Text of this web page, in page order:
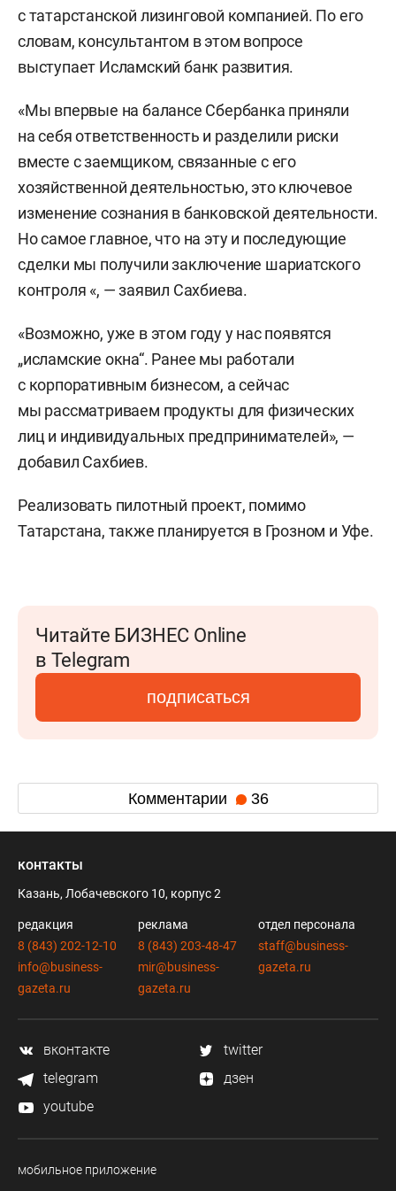
с татарстанской лизинговой компанией. По его
словам, консультантом в этом вопросе
выступает Исламский банк развития.
«Мы впервые на балансе Сбербанка приняли
на себя ответственность и разделили риски
вместе с заемщиком, связанные с его
хозяйственной деятельностью, это ключевое
изменение сознания в банковской деятельности.
Но самое главное, что на эту и последующие
сделки мы получили заключение шариатского
контроля «, — заявил Сахбиева.
«Возможно, уже в этом году у нас появятся
„исламские окна“. Ранее мы работали
с корпоративным бизнесом, а сейчас
мы рассматриваем продукты для физических
лиц и индивидуальных предпринимателей», —
добавил Сахбиев.
Реализовать пилотный проект, помимо
Татарстана, также планируется в Грозном и Уфе.
Читайте БИЗНЕС Online
в Telegram
подписаться
Комментарии 36
контакты
Казань, Лобачевского 10, корпус 2
редакция
8 (843) 202-12-10
info@business-
gazeta.ru
реклама
8 (843) 203-48-47
mir@business-
gazeta.ru
отдел персонала
staff@business-
gazeta.ru
вконтакте
twitter
telegram
дзен
youtube
мобильное приложение